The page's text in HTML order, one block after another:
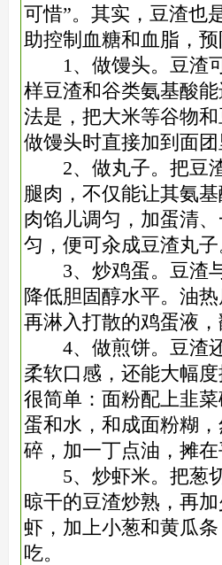
可惜”。其实，豆渣也
助控制血糖和血脂，
1、做馒头。豆渣可
样豆渣和谷类氨基酸
法是，把大米等谷物
做馒头时直接加到面团
2、做丸子。把豆渣
腿肉，不仅能让其氨
肉馅儿调匀，加蛋清
匀，便可汆成豆渣丸子
3、炒鸡蛋。豆渣与
降低胆固醇水平。油
再淋入打散的鸡蛋液，
4、做煎饼。豆渣还
柔软口感，还能大幅
很简单： 面粉配上韭
蛋和水，和成面粉糊
碎，加一丁点油，摊在
5、炒虾米。把葱切
晾干的豆渣炒熟，再
虾，加上小葱和黄瓜
吃。